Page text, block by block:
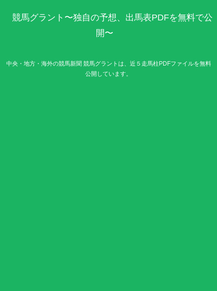
競馬グラント〜独自の予想、出馬表PDFを無料で公
開〜
中央・地方・海外の競馬新聞 競馬グラントは、近５走馬柱PDFファイルを無料
公開しています。